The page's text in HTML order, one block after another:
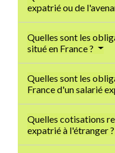
expatrié ou de
Quelles sont les
situé en France ?
Quelles sont les
France d'un salarié
Quelles cotisations
expatrié à l'étranger ?